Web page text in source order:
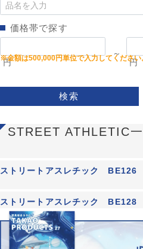
価格帯で探す
円
～
円
検索
STREET ATHLETIC
ストリートアスレチック BE126
ストリートアスレチック BE128